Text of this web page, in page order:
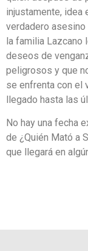
injustamente, idea
verdadero asesino
la familia Lazcano
deseos de
peligrosos y que
se enfrenta con el
llegado hasta las
No hay una fecha
de ¿Quién Mató a
que llegará en